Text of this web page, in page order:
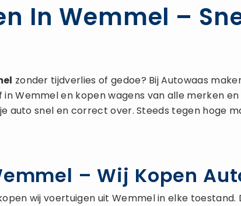
In Wemmel –
zonder tijdverlies of gedoe? Bij Autowaas
in Wemmel en kopen wagens van alle merken
auto snel en correct over. Steeds tegen hoge
– Wij Kopen
wij voertuigen uit Wemmel in elke